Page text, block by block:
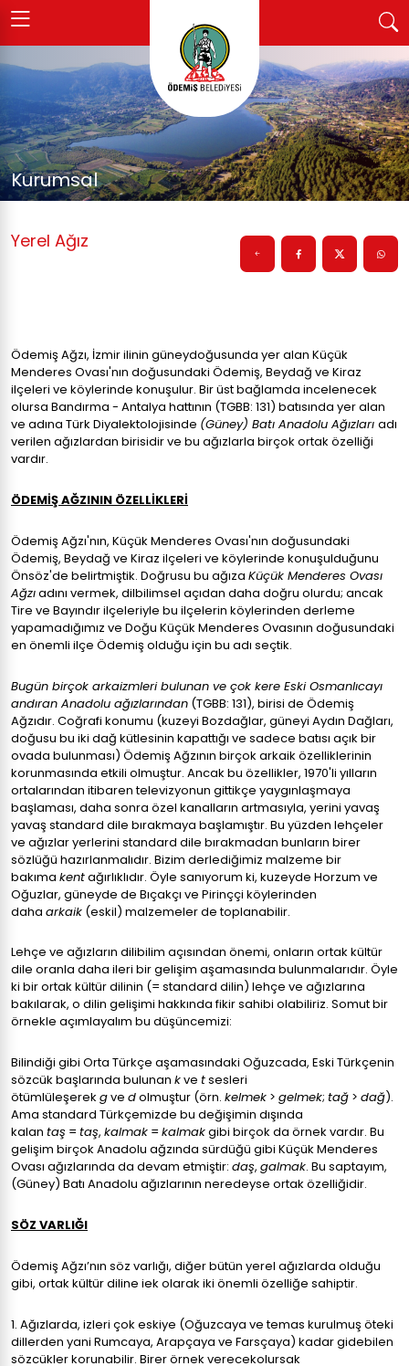
Kurumsal
Yerel Ağız
Ödemiş Ağzı, İzmir ilinin güneydoğusunda yer alan Küçük
Menderes Ovası'nın doğusundaki Ödemiş, Beydağ ve Kiraz
ilçeleri ve köylerinde konuşulur. Bir üst bağlamda incelenecek
olursa Bandırma - Antalya hattının (TGBB: 131) batısında yer alan
ve adına Türk Diyalektolojisinde (Güney) Batı Anadolu Ağızları adı
verilen ağızlardan birisidir ve bu ağızlarla birçok ortak özelliği
vardır.
ÖDEMİŞ AĞZININ ÖZELLİKLERİ
Ödemiş Ağzı'nın, Küçük Menderes Ovası'nın doğusundaki
Ödemiş, Beydağ ve Kiraz ilçeleri ve köylerinde konuşulduğunu
Önsöz'de belirtmiştik. Doğrusu bu ağıza Küçük Menderes Ovası
Ağzıadını vermek, dilbilimsel açıdan daha doğru olurdu; ancak
Tire ve Bayındır ilçeleriyle bu ilçelerin köylerinden derleme
yapamadığımız ve Doğu Küçük Menderes Ovasının doğusundaki
en önemli ilçe Ödemiş olduğu için bu adı seçtik.
Bugün birçok arkaizmleri bulunan ve çok kere Eski Osmanlıcayı
andıran Anadolu ağızlarından (TGBB: 131), birisi de Ödemiş
Ağzıdır. Coğrafi konumu (kuzeyi Bozdağlar, güneyi Aydın Dağları,
doğusu bu iki dağ kütlesinin kapattığı ve sadece batısı açık bir
ovada bulunması) Ödemiş Ağzının birçok arkaik özelliklerinin
korunmasında etkili olmuştur. Ancak bu özellikler, 1970'li yılların
ortalarından itibaren televizyonun gittikçe yaygınlaşmaya
başlaması, daha sonra özel kanalların artmasıyla, yerini yavaş
yavaş standard dile bırakmaya başlamıştır. Bu yüzden lehçeler
ve ağızlar yerlerini standard dile bırakmadan bunların birer
sözlüğü hazırlanmalıdır. Bizim derlediğimiz malzeme bir
bakıma kentağırlıklıdır. Öyle sanıyorum ki, kuzeyde Horzum ve
Oğuzlar, güneyde de Bıçakçı ve Pirinççi köylerinden
daha arkaik (eskil) malzemeler de toplanabilir.
Lehçe ve ağızların dilibilim açısından önemi, onların ortak kültür
dile oranla daha ileri bir gelişim aşamasında bulunmalarıdır. Öyle
ki bir ortak kültür dilinin (= standard dilin) lehçe ve ağızlarına
bakılarak, o dilin gelişimi hakkında fikir sahibi olabiliriz. Somut bir
örnekle açımlayalım bu düşüncemizi:
Bilindiği gibi Orta Türkçe aşamasındaki Oğuzcada, Eski Türkçenin
sözcük başlarında bulunan kve tsesleri
ötümlüleşerek gve dolmuştur (örn. kelmek > gelmek; tağ > dağ).
Ama standard Türkçemizde bu değişimin dışında
kalan taş = taş, kalmak = kalmakgibi birçok da örnek vardır. Bu
gelişim birçok Anadolu ağzında sürdüğü gibi Küçük Menderes
Ovası ağızlarında da devam etmiştir: daş, galmak. Bu saptayım,
(Güney) Batı Anadolu ağızlarının neredeyse ortak özelliğidir.
SÖZ VARLIĞI
Ödemiş Ağzı’nın söz varlığı, diğer bütün yerel ağızlarda olduğu
gibi, ortak kültür diline iek olarak iki önemli özelliğe sahiptir.
1. Ağızlarda, izleri çok eskiye (Oğuzcaya ve temas kurulmuş öteki
dillerden yani Rumcaya, Arapçaya ve Farsçaya) kadar gidebilen
sözcükler korunabilir. Birer örnek verecekolursak